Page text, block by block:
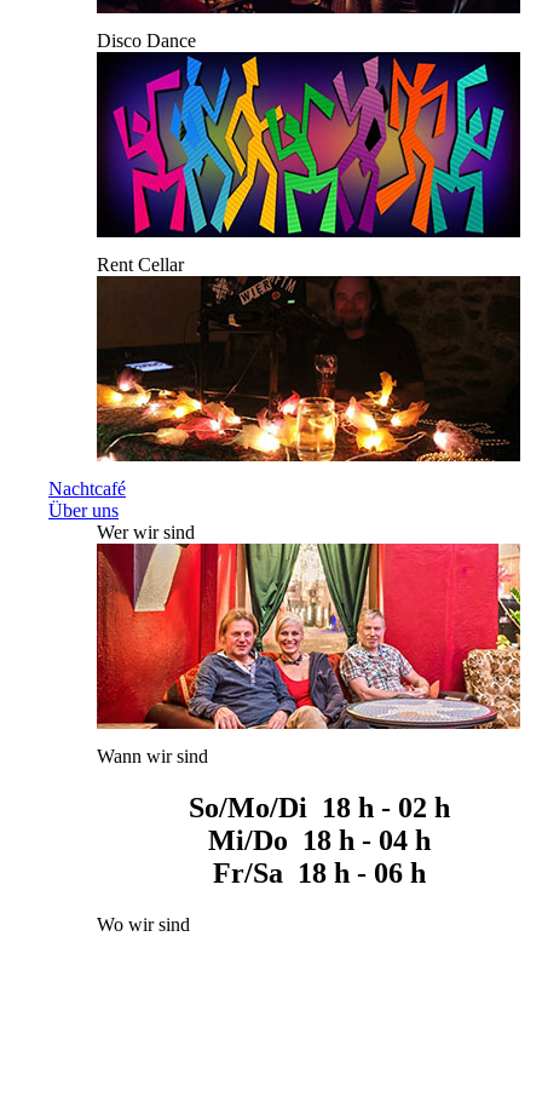
Disco Dance
Rent Cellar
Nachtcafé
Über uns
Wer wir sind
Wann wir sind
So/Mo/Di 18 h - 02 h
Mi/Do 18 h - 04 h
Fr/Sa 18 h - 06 h
Wo wir sind